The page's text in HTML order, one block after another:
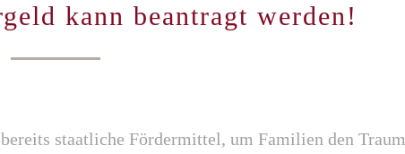
kann beantragt werden!
staatliche Fördermittel, um Familien den Traum